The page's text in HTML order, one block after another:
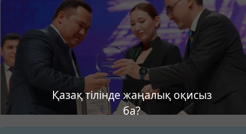
Қазақ тілінде жаңалық оқисыз
ба?